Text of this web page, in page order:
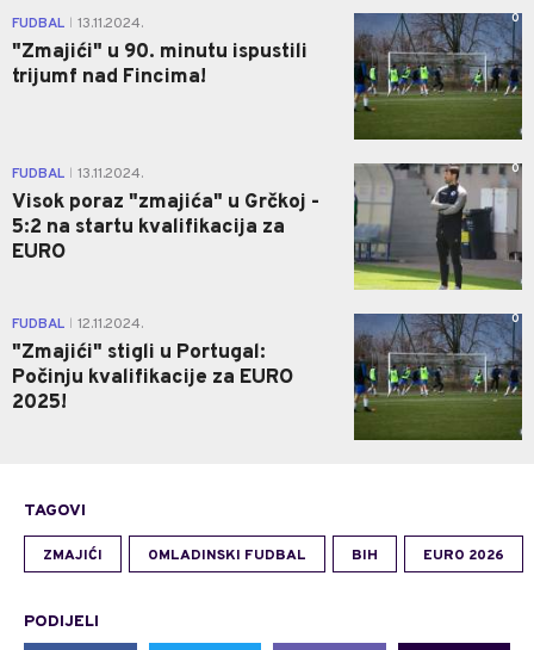
FUDBAL 13.11.2024.
"Zmajići" u 90. minutu ispustili
trijumf nad Fincima!
0
FUDBAL 13.11.2024.
Visok poraz "zmajića" u Grčkoj -
5:2 na startu kvalifikacija za
EURO
0
FUDBAL 12.11.2024.
"Zmajići" stigli u Portugal:
Počinju kvalifikacije za EURO
2025!
0
TAGOVI
ZMAJIĆI OMLADINSKI FUDBAL BIH EURO 2026
PODIJELI